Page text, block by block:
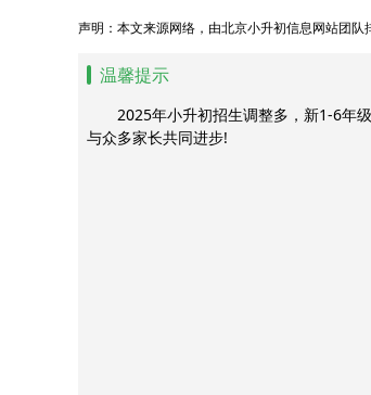
声明：本文来源网络，由北京小升初信息网站团队
温馨提示
2025年小升初招生调整多，新1-6年级
与众多家长共同进步!